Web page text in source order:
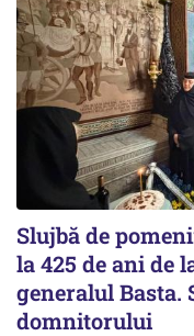
Slujbă de
la 425 de ani de
generalul Basta.
domnitorului